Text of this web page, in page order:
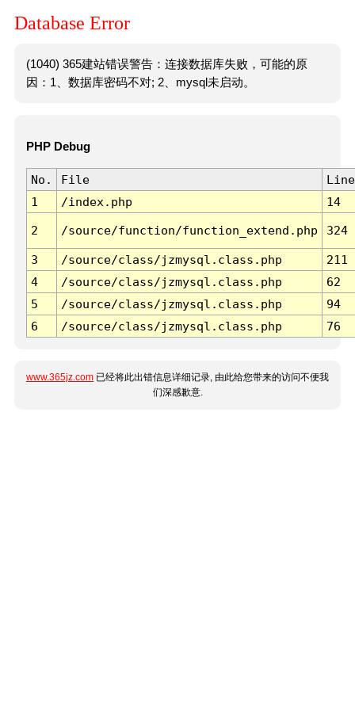
Database Error
(1040) 365建站错误警告：连接数据库失败，可能的原
因：1、数据库密码不对; 2、mysql未启动。
PHP Debug
No. File
Line
1
/index.php 14
2 /source/function/function_extend.php 324
3 /source/class/jzmysql.class.php
211
4
/source/class/jzmysql.class.php
62
5
/source/class/jzmysql.class.php
94
6
/source/class/jzmysql.class.php 76
www.365jz.com 已经将此出错信息详细记录, 由此给您带来的访问不便我
们深感歉意.